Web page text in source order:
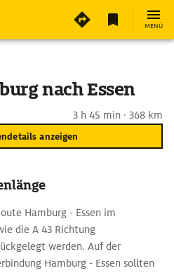
MENÜ
nach Essen
3 h 45 min · 368 km
anzeigen
Hamburg - Essen im
die A 43 Richtung
werden. Auf der
Hamburg - Essen sollten